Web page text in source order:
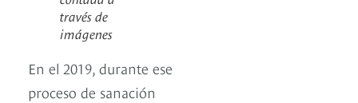
través de
imágenes
En el 2019, durante ese
proceso de sanación